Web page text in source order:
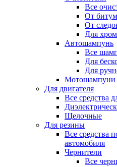
Все
От
От
Для
Автошампунь
Все
Для
Для
Мотошампуни
Для двигателя
Все средства
Щелочные
Для резины
Все средства
автомобиля
Чернители
Все